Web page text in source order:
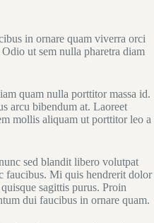
in ornare quam viverra orci
ut sem nulla pharetra diam
quam nulla porttitor massa id.
arcu bibendum at. Laoreet
mollis aliquam ut porttitor leo a
sed blandit libero volutpat
faucibus. Mi quis hendrerit dolor
sagittis purus. Proin
dui faucibus in ornare quam.